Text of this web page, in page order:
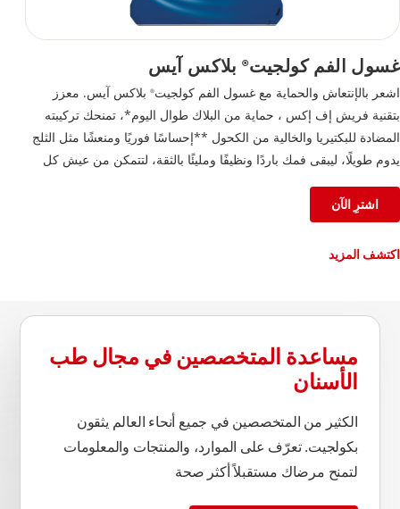
غسول الفم كولجيت®بلاكس آيس
اشعر بالإنتعاش والحماية مع غسول الفم كولجيت® بلاكس آيس. معزز
بتقنية فريش إف إكس ، حماية من البلاك طوال اليوم*، تمنحك تركيبته
المضادة للبكتيريا والخالية من الكحول **إحساسًا فوريًا ومنعشًا مثل الثلج
يدوم طويلًا، ليبقى فمك باردًا ونظيفًا ومليئًا بالثقة، لتتمكن من عيش كل
اشترِ الآن
اكتشف المزيد
مساعدة المتخصصين في مجال طب
الأسنان
الكثير من المتخصصين في جميع أنحاء العالم يثقون
بكولجيت. تعرّف على الموارد، والمنتجات والمعلومات
لتمنح مرضاك مستقبلاً أكثر صحة